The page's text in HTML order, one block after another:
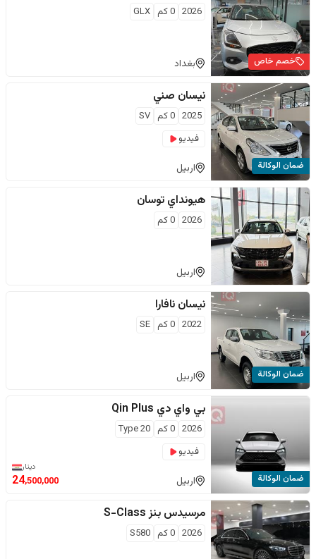
خصم خاص
2026
0كم GLX
بغداد
ضمان الوكالة
نيسان صني
2025
0كم SV
فيديو
اربيل
هيونداي توسان
2026
0كم
اربيل
ضمان الوكالة
نيسان نافارا
2022
0كم SE
اربيل
ضمان الوكالة
بي واي دي Qin Plus
2026
0كم Type 20
فيديو
اربيل
دينار
24,500,000
مرسيدس بنز S-Class
2026
0كم S580